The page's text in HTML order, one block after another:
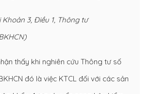
3, Điều 1, Thông tư
thấy khi nghiên cứu Thông tư số
đó là việc KTCL đối với các sản